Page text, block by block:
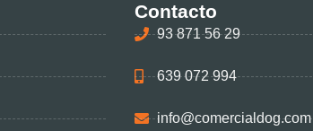
Contacto
93 871 56 29
639 072 994
info@comercialdog.com